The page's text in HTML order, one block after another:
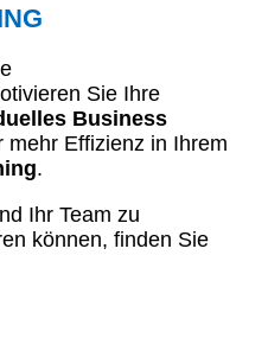
Sie Ihre
Business
mehr Effizienz in Ihrem
.
Ihr Team zu
können, finden Sie